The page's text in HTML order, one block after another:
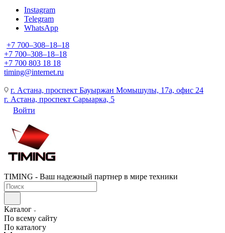
Instagram
Telegram
WhatsApp
+7 700‒308‒18‒18
+7 700‒308‒18‒18
+7 700 803 18 18
timing@internet.ru
г. Астана, проспект Бауыржан Момышулы, 17а, офис 24
г. Астана, проспект Сарыарка, 5
Войти
TIMING - Ваш надежный партнер в мире техники
Каталог
По всему сайту
По каталогу